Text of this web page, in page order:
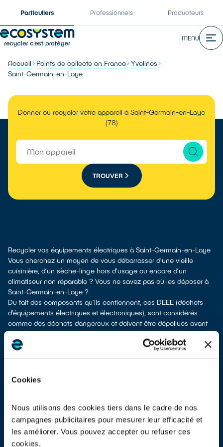
Cookies
Nous utilisons des cookies tiers dans le cadre de nos
campagnes publicitaires pour mesurer leur efficacité et
les améliorer. Vous pouvez accepter ou refuser ces
cookies.
Particuliers Professionnels Producteurs
MENU
Accueil Points de collecte en France Yvelines
Saint-Germain-en-Laye
Donner ou recycler votre appareil à Saint-Germain-en-Laye
(78)
TROUVER
Recycler vos équipements électriques à Saint-Germain-en-Laye
Vous cherchez un moyen de vous débarrasser d’une vieille
cuisinière, d’un sèche-linge hors d'usage ou encore d’un
climatiseur non réparable ? Vous ne savez pas où les déposer à
Saint-Germain-en-Laye ?
Du fait des composants qu’ils contiennent, ces DEEE (déchets
d’équipements électriques et électroniques), sont considérés
comme des déchets dangereux et doivent être dépollués avant
d’être recyclés. Ils ne doivent pas être envoyés à la poubelle avec
d’autres déchets tels que les emballages ménagers ou les
À Saint-Germain-en-Laye, vous bénéficiez de différents points de
Différents choix s'offrent à vous :
faire un don à une associationsi votre appareil est en état de
marche ou réparable
les déposer en déchetterie